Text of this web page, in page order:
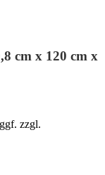
cm x 120 cm x
zzgl.